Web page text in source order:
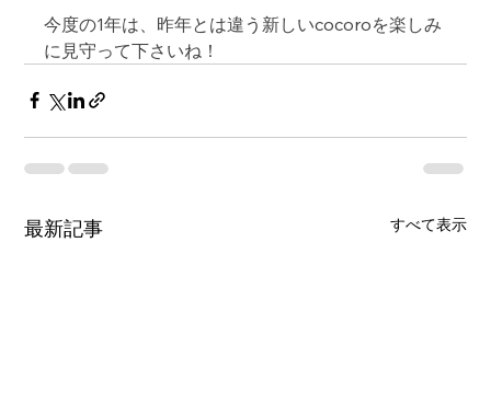
今度の1年は、昨年とは違う新しいcocoroを楽しみ
に見守って下さいね！
最新記事 すべて表示